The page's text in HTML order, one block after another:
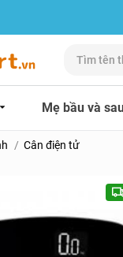
Mẹ bầu và
Cân điện tử